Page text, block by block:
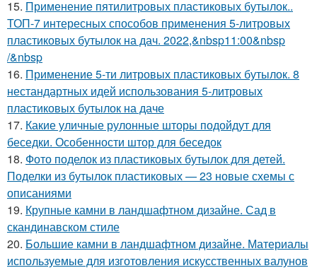
15. Применение пятилитровых пластиковых бутылок..
ТОП-7 интересных способов применения 5-литровых
пластиковых бутылок на дач. 2022,&nbsp11:00&nbsp
/&nbsp
16. Применение 5-ти литровых пластиковых бутылок. 8
нестандартных идей использования 5-литровых
пластиковых бутылок на даче
17. Какие уличные рулонные шторы подойдут для
беседки. Особенности штор для беседок
18. Фото поделок из пластиковых бутылок для детей.
Поделки из бутылок пластиковых — 23 новые схемы с
описаниями
19. Крупные камни в ландшафтном дизайне. Сад в
скандинавском стиле
20. Большие камни в ландшафтном дизайне. Материалы
используемые для изготовления искусственных валунов